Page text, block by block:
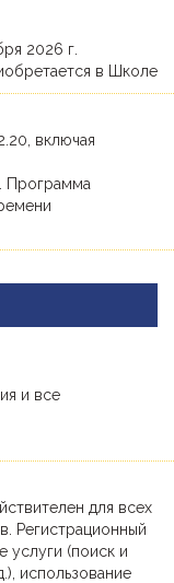
2026 г.
в Школе
включая
Программа
и все
для всех
Регистрационный
услуги (поиск и
использование